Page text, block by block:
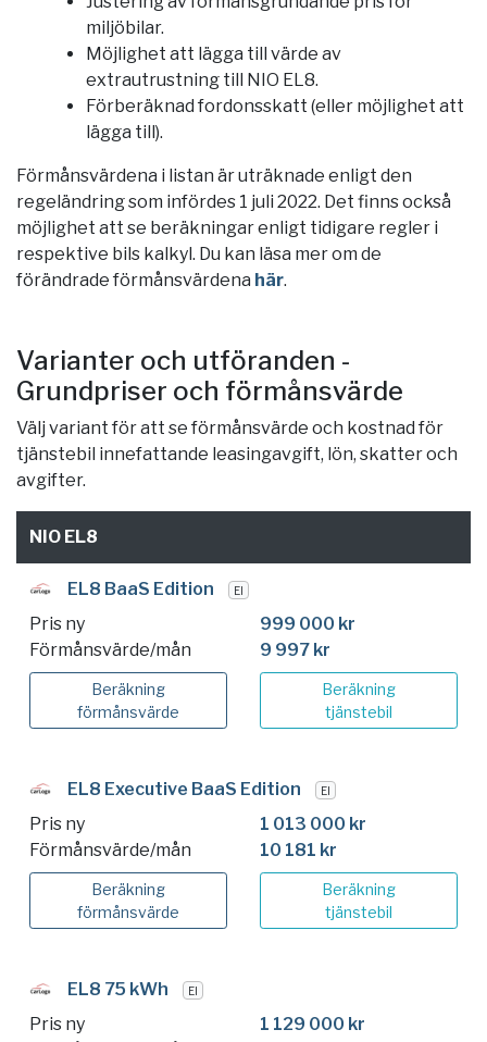
miljöbilar.
Möjlighet att lägga till värde av
extrautrustning till NIO EL8.
Förberäknad fordonsskatt (eller möjlighet att
lägga till).
Förmånsvärdena i listan är uträknade enligt den
regeländring som infördes 1 juli 2022. Det finns också
möjlighet att se beräkningar enligt tidigare regler i
respektive bils kalkyl. Du kan läsa mer om de
förändrade förmånsvärdena här.
Varianter och utföranden -
Grundpriser och förmånsvärde
Välj variant för att se förmånsvärde och kostnad för
tjänstebil innefattande leasingavgift, lön, skatter och
avgifter.
NIO EL8
EL8 BaaS Edition El
Pris ny
999 000 kr
Förmånsvärde/mån
9 997 kr
Beräkning
förmånsvärde
Beräkning
tjänstebil
EL8 Executive BaaS Edition El
Pris ny
1 013 000 kr
Förmånsvärde/mån
10 181 kr
Beräkning
förmånsvärde
Beräkning
tjänstebil
EL8 75 kWh El
Pris ny
1 129 000 kr